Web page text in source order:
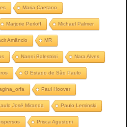
Maria Caetano
Marjorie Perloff Michael Palmer
Amâncio MR
Nanni Balestrini Nara Alves
O Estado de São Paulo
Paul Hoover
José Miranda Paulo Leminski
Prisca Agustoni